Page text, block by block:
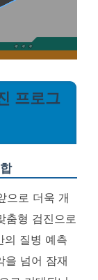
프로그
으로 더욱 개
춤형 검진으로
의 질병 예측
을 넘어 잠재